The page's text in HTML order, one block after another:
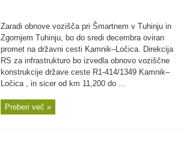
Zaradi obnove vozišča pri Šmartnem v Tuhinju in
Zgornjem Tuhinju, bo do sredi decembra oviran
promet na državni cesti Kamnik–Ločica. Direkcija
RS za infrastrukturo bo izvedla obnovo voziščne
konstrukcije države ceste R1-414/1349 Kamnik–
Ločica , in sicer od km 11,200 do ...
Preberi več »